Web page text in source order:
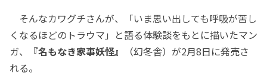
そんなカワグチさんが、「いま思い出しても呼吸が苦し
くなるほどのトラウマ」と語る体験談をもとに描いたマン
ガ、
『名もなき家事妖怪』
（幻冬舎）が2月8日に発売さ
れる。